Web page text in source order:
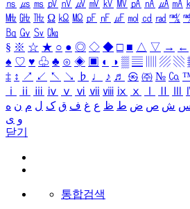
㎱ ㎲ ㎳ ㎴ ㎵ ㎶ ㎷ ㎸ ㎹ ㎀ ㎁ ㎂ ㎃
㎒ ㎓ ㎔ Ω ㏀ ㏁ ㎊ ㎋ ㎌ ㏖ ㏅ ㎭ ㎮
㏃ ㏉ ㏜ ㏆
§ ※ ☆ ★ ○ ● ◎ ◇ ◆ □ ■ △ ▽ → ←
♠ ♡ ♥ ♧ ♣ ⊙ ◈ ▣ ◐ ◑ ▒ ▤ ▨ ▧
‡ ↕ ↗ ↙ ↖ ↘ ♭ ♩ ♪ ♬ ㉿ ㈜ № ㏇
ⅰ
ⅱ ⅲ ⅳ ⅴ ⅵ ⅶ ⅷ ⅸ ⅹ
ش ص ض ط ظ ع غ ف ق ک ل م ن ه
و ی
닫기
통합검색